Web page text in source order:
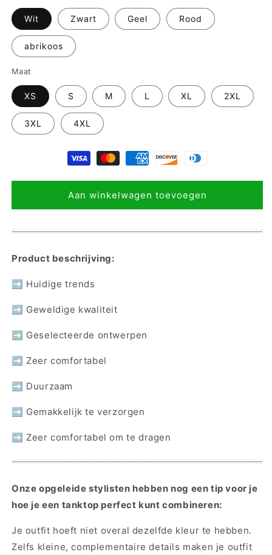
Wit Zwart Geel Rood
abrikoos
Maat
XS S M L XL 2XL
3XL 4XL
Aan winkelwagen toevoegen
Product beschrijving:
➡ Huidige trends
➡ Geweldige kwaliteit
➡ Geselecteerde ontwerpen
➡ Zeer comfortabel
➡ Duurzaam
➡ Gemakkelijk te verzorgen
➡ Zeer comfortabel om te dragen
Onze opgeleide stylisten hebben nog een tip voor je
hoe je een tanktop perfect kunt combineren:
Je outfit hoeft niet overal dezelfde kleur te hebben.
Zelfs kleine, complementaire details maken je outfit